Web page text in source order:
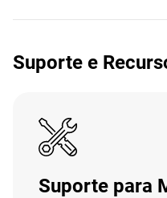
Suporte e
Suporte para